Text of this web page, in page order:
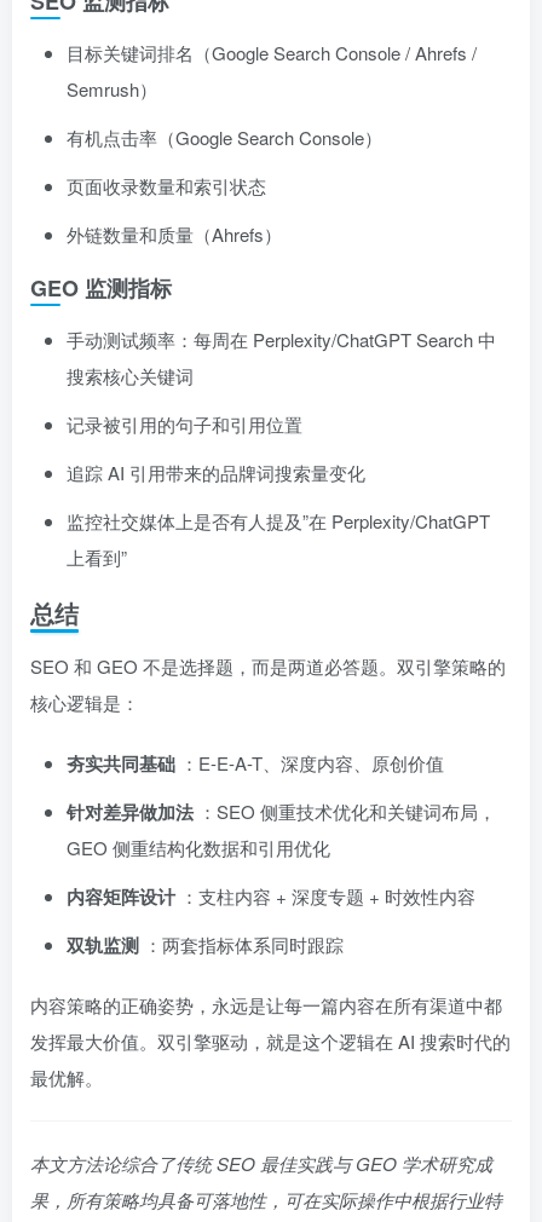
目标关键词排名（Google Search Console / Ahrefs /
Semrush）
有机点击率（Google Search Console）
页面收录数量和索引状态
外链数量和质量（Ahrefs）
GEO 监测指标
手动测试频率：每周在 Perplexity/ChatGPT Search 中
搜索核心关键词
记录被引用的句子和引用位置
追踪 AI 引用带来的品牌词搜索量变化
监控社交媒体上是否有人提及”在 Perplexity/ChatGPT
上看到”
总结
SEO 和 GEO 不是选择题，而是两道必答题。双引擎策略的
核心逻辑是：
夯实共同基础 ：E-E-A-T、深度内容、原创价值
针对差异做加法 ：SEO 侧重技术优化和关键词布局，
GEO 侧重结构化数据和引用优化
内容矩阵设计 ：支柱内容 + 深度专题 + 时效性内容
双轨监测 ：两套指标体系同时跟踪
内容策略的正确姿势，永远是让每一篇内容在所有渠道中都
发挥最大价值。双引擎驱动，就是这个逻辑在 AI 搜索时代的
最优解。
本文方法论综合了传统 SEO 最佳实践与 GEO 学术研究成
果，所有策略均具备可落地性，可在实际操作中根据行业特